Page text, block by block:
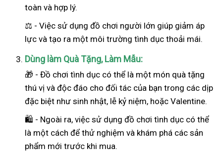
toàn và hợp lý.
⚖️ - Việc sử dụng đồ chơi người lớn giúp giảm áp
lực và tạo ra một môi trường tình dục thoải mái.
Dùng làm Quà Tặng, Làm Mẫu:
🎁 - Đồ chơi tình dục có thể là một món quà tặng
thú vị và độc đáo cho đối tác của bạn trong các dịp
đặc biệt như sinh nhật, lễ kỷ niệm, hoặc Valentine.
🛍️ - Ngoài ra, việc sử dụng đồ chơi tình dục có thể
là một cách để thử nghiệm và khám phá các sản
phẩm mới trước khi mua.